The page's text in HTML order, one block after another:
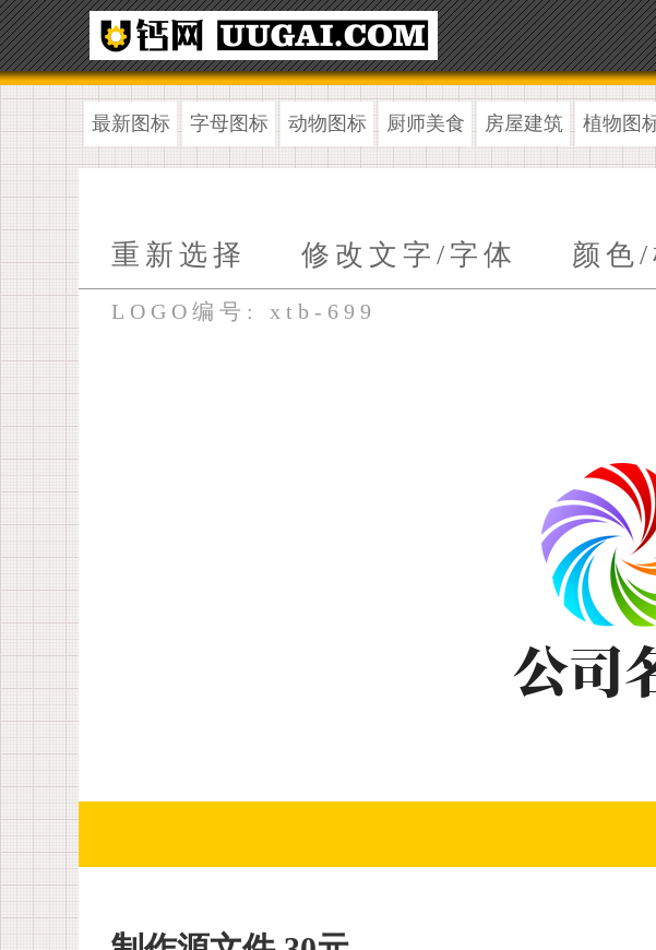
最新图标 字母图标 动物图标 厨师美食 房屋建筑 植物图
重新选择 修改文字/字体 颜色/
LOGO编号: xtb-699